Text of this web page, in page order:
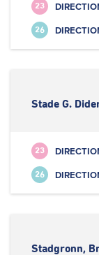
23
26
Stade G.
23
26
Stadgronn,